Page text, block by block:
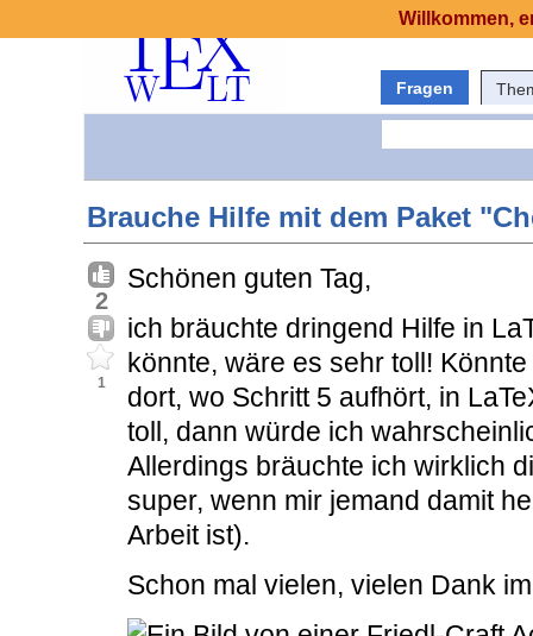
Fragen
Brauche Hilfe mit dem Paket
2
1
Schönen guten Tag,
ich bräuchte dringend Hilfe in
könnte, wäre es sehr toll!
dort, wo Schritt 5 aufhört, in
toll, dann würde ich
Allerdings bräuchte ich wirklich
super, wenn mir jemand damit
Arbeit ist).
Schon mal vielen, vielen Dank
Willkommen,